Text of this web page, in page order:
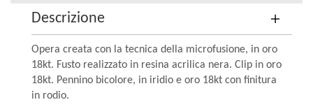
Descrizione
Opera creata con la tecnica della microfusione, in oro
18kt. Fusto realizzato in resina acrilica nera. Clip in oro
18kt. Pennino bicolore, in iridio e oro 18kt con finitura
in rodio.